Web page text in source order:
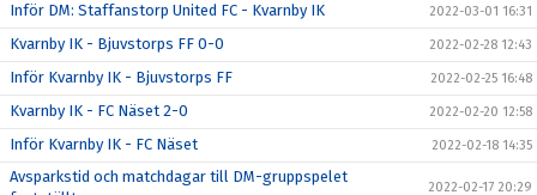
Inför DM: Staffanstorp United FC - Kvarnby IK 2022-03-01 16:31
Kvarnby IK - Bjuvstorps FF 0-0 2022-02-28 12:43
Inför Kvarnby IK - Bjuvstorps FF 2022-02-25 16:48
Kvarnby IK - FC Näset 2-0 2022-02-20 12:58
Inför Kvarnby IK - FC Näset 2022-02-18 14:35
Avsparkstid och matchdagar till DM-gruppspelet
2022-02-17 20:29